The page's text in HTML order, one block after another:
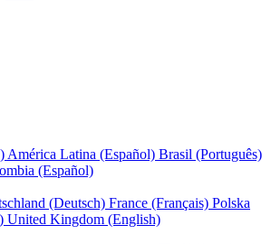
América Latina (Español) Brasil (Português)
(Español)
(Deutsch) France (Français) Polska
United Kingdom (English)